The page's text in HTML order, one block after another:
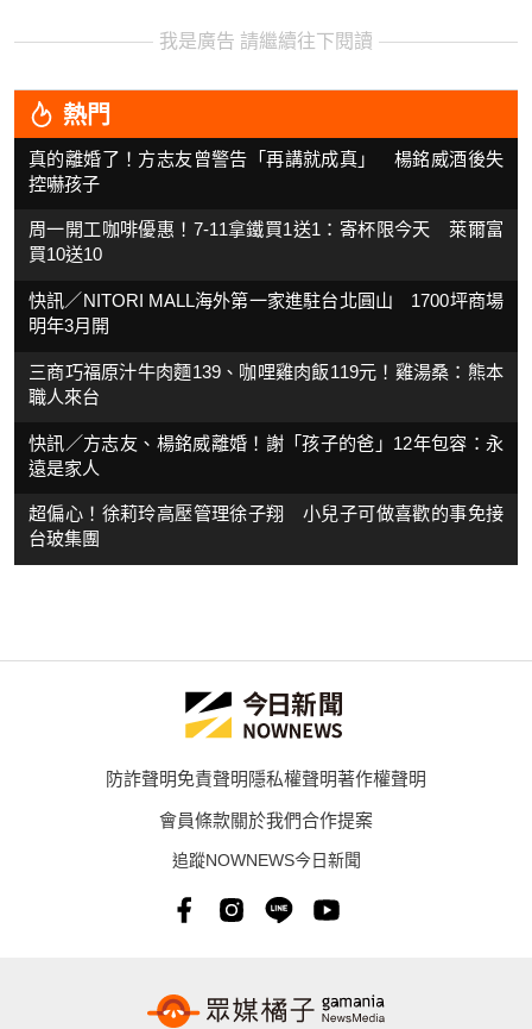
我是廣告 請繼續往下閱讀
熱門
真的離婚了！方志友曾警告「再講就成真」 楊銘威酒後失
控嚇孩子
周一開工咖啡優惠！7-11拿鐵買1送1：寄杯限今天 萊爾富
買10送10
快訊／NITORI MALL海外第一家進駐台北圓山 1700坪商場
明年3月開
三商巧福原汁牛肉麵139、咖哩雞肉飯119元！雞湯桑：熊本
職人來台
快訊／方志友、楊銘威離婚！謝「孩子的爸」12年包容：永
遠是家人
超偏心！徐莉玲高壓管理徐子翔 小兒子可做喜歡的事免接
台玻集團
防詐聲明免責聲明隱私權聲明著作權聲明
會員條款關於我們合作提案
追蹤NOWNEWS今日新聞